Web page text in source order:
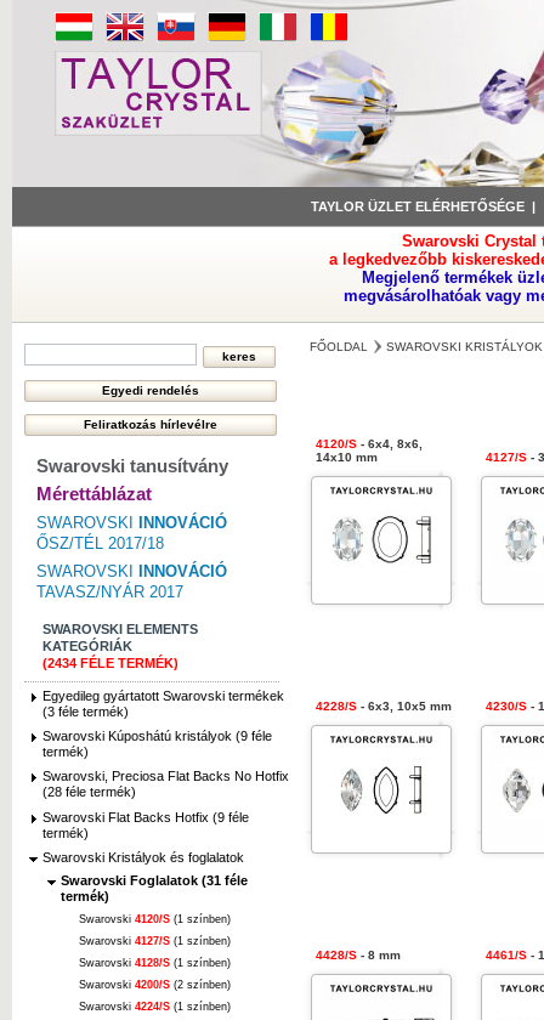
TAYLOR ÜZLET ELÉRHETŐSÉGE
Swarovski Crystal
a legkedvezőbb
Megjelenő termékek
megvásárolhatóak vagy
Swarovski tanusítvány
Mérettáblázat
SWAROVSKI
INNOVÁCIÓ
ŐSZ/TÉL 2017/18
SWAROVSKI
INNOVÁCIÓ
TAVASZ/NYÁR 2017
SWAROVSKI ELEMENTS
KATEGÓRIÁK
(2434 FÉLE TERMÉK)
Egyedileg gyártatott Swarovski termékek
(3 féle termék)
Swarovski Kúposhátú kristályok (9 féle
termék)
Swarovski, Preciosa Flat Backs No Hotfix
(28 féle termék)
Swarovski Flat Backs Hotfix (9 féle
termék)
Swarovski Kristályok és foglalatok
Swarovski Foglalatok (31 féle
termék)
Swarovski 4120/S (1 színben)
Swarovski 4127/S (1 színben)
Swarovski 4128/S (1 színben)
Swarovski 4200/S (2 színben)
Swarovski 4224/S (1 színben)
FŐOLDAL SWAROVSKI
4120/S - 6x4, 8x6,
14x10 mm
4127/S -
4228/S - 6x3, 10x5 mm 4230/S -
4428/S - 8 mm 4461/S -